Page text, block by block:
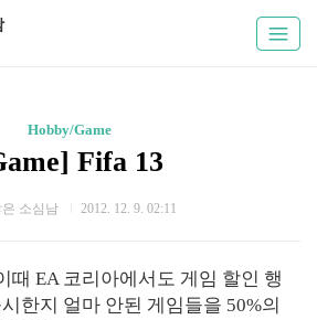
Hobby/Game
Fifa 13
소심남 2012. 12. 9. 02:11
때 EA 코리아에서도 게임 할인 행
한지 얼마 안된 게임들을 50%의